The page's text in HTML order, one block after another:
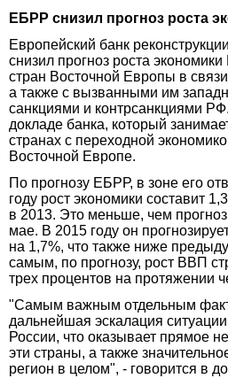
ЕБРР снизил прогноз роста
Европейский банк
снизил прогноз роста
стран Восточной Европы в
а также с вызванными им
санкциями и контрсанкциями
докладе банка, который
странах с переходной
Восточной Европе.
По прогнозу ЕБРР, в зоне его
году рост экономики составит
в 2013. Это меньше, чем
мае. В 2015 году он
на 1,7%, что также ниже
самым, по прогнозу, рост ВВП
трех процентов на протяжении
"Самым важным отдельным
дальнейшая эскалация
России, что оказывает прямое
эти страны, а также
регион в целом", - говорится в